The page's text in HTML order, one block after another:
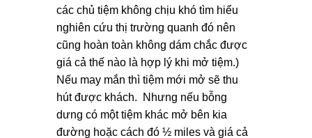
các chủ tiệm không chịu khó tìm hiểu
nghiên cứu thị trường quanh đó nên
cũng hoàn toàn không dám chắc được
giá cả thế nào là hợp lý khi mở tiệm.)
Nếu may mắn thì tiệm mới mở sẽ thu
hút được khách. Nhưng nếu bỗng
dưng có một tiệm khác mở bên kia
đường hoặc cách đó ½ miles và giá cả